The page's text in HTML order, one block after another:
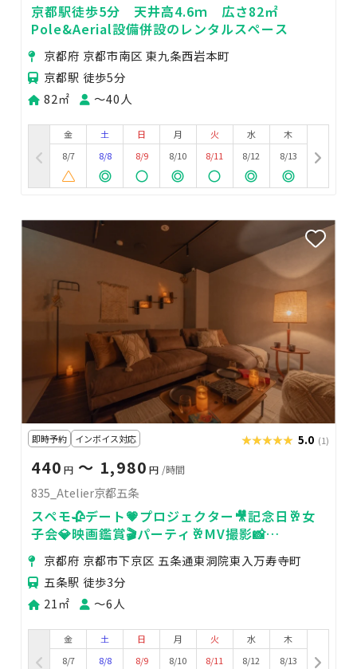
京都駅徒歩5分 天井高4.6ｍ 広さ82㎡
Pole&Aerial設備併設のレンタルスペース
京都府 京都市南区 東九条西岩本町
京都駅 徒歩5分
82㎡
〜40人
金
8/7
土
8/8
日
8/9
月
8/10
火
8/11
水
8/12
木
8/13
即時予約 インボイス対応 ★★★★★
★★★★★ 5.0 (1)
440 円 〜 1,980 円 /時間
835_Atelier京都五条
スペモ🥀デート💗プロジェクター🎥記念日🥂女
子会💎映画鑑賞🎬️パーティ🥂MV撮影📸
835_Atelier京都五条
京都府 京都市下京区 五条通東洞院東入万寿寺町
五条駅 徒歩3分
21㎡
〜6人
金
8/7
土
8/8
日
8/9
月
8/10
火
8/11
水
8/12
木
8/13